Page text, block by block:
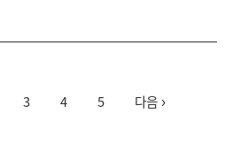
3 4 5 다음 ›